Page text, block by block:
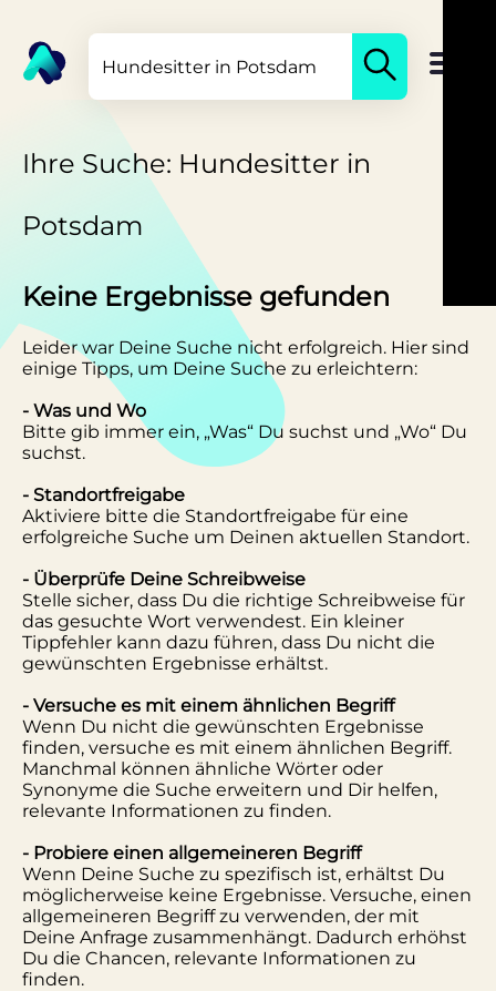
Ihre Suche: Hundesitter in
Potsdam
Keine Ergebnisse gefunden
Leider war Deine Suche nicht erfolgreich. Hier sind
einige Tipps, um Deine Suche zu erleichtern:
- Was und Wo
Bitte gib immer ein, „Was“ Du suchst und „Wo“ Du
suchst.
- Standortfreigabe
Aktiviere bitte die Standortfreigabe für eine
erfolgreiche Suche um Deinen aktuellen Standort.
- Überprüfe Deine Schreibweise
Stelle sicher, dass Du die richtige Schreibweise für
das gesuchte Wort verwendest. Ein kleiner
Tippfehler kann dazu führen, dass Du nicht die
gewünschten Ergebnisse erhältst.
- Versuche es mit einem ähnlichen Begriff
Wenn Du nicht die gewünschten Ergebnisse
finden, versuche es mit einem ähnlichen Begriff.
Manchmal können ähnliche Wörter oder
Synonyme die Suche erweitern und Dir helfen,
relevante Informationen zu finden.
- Probiere einen allgemeineren Begriff
Wenn Deine Suche zu spezifisch ist, erhältst Du
möglicherweise keine Ergebnisse. Versuche, einen
allgemeineren Begriff zu verwenden, der mit
Deine Anfrage zusammenhängt. Dadurch erhöhst
Du die Chancen, relevante Informationen zu
finden.